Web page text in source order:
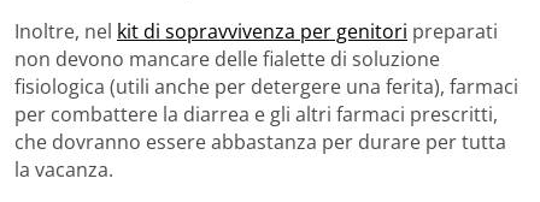
Inoltre, nel kit di sopravvivenza per genitori preparati
non devono mancare delle fialette di soluzione
fisiologica (utili anche per detergere una ferita), farmaci
per combattere la diarrea e gli altri farmaci prescritti,
che dovranno essere abbastanza per durare per tutta
la vacanza.